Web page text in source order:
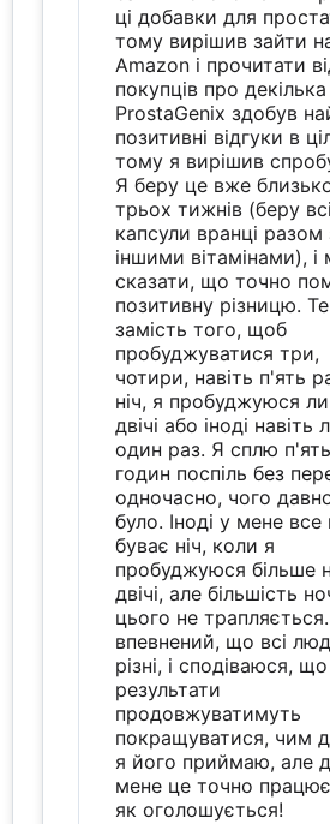
ці добавки для
тому вирішив зайти
Amazon і прочитати
покупців про
ProstaGenix здобув
позитивні відгуки в
тому я вирішив
Я беру це вже
трьох тижнів (беру
капсули вранці разом
іншими вітамінами),
сказати, що точно
позитивну різницю.
замість того, щоб
пробуджуватися три,
чотири, навіть п'ять
ніч, я пробуджуюся
двічі або іноді навіть
один раз. Я сплю
годин поспіль без
одночасно, чого
було. Іноді у мене
буває ніч, коли я
пробуджуюся більше
двічі, але більшість
цього не
впевнений, що всі
різні, і сподіваюся, що
результати
продовжуватимуть
покращуватися, чим
я його приймаю, але
мене це точно
як оголошується!